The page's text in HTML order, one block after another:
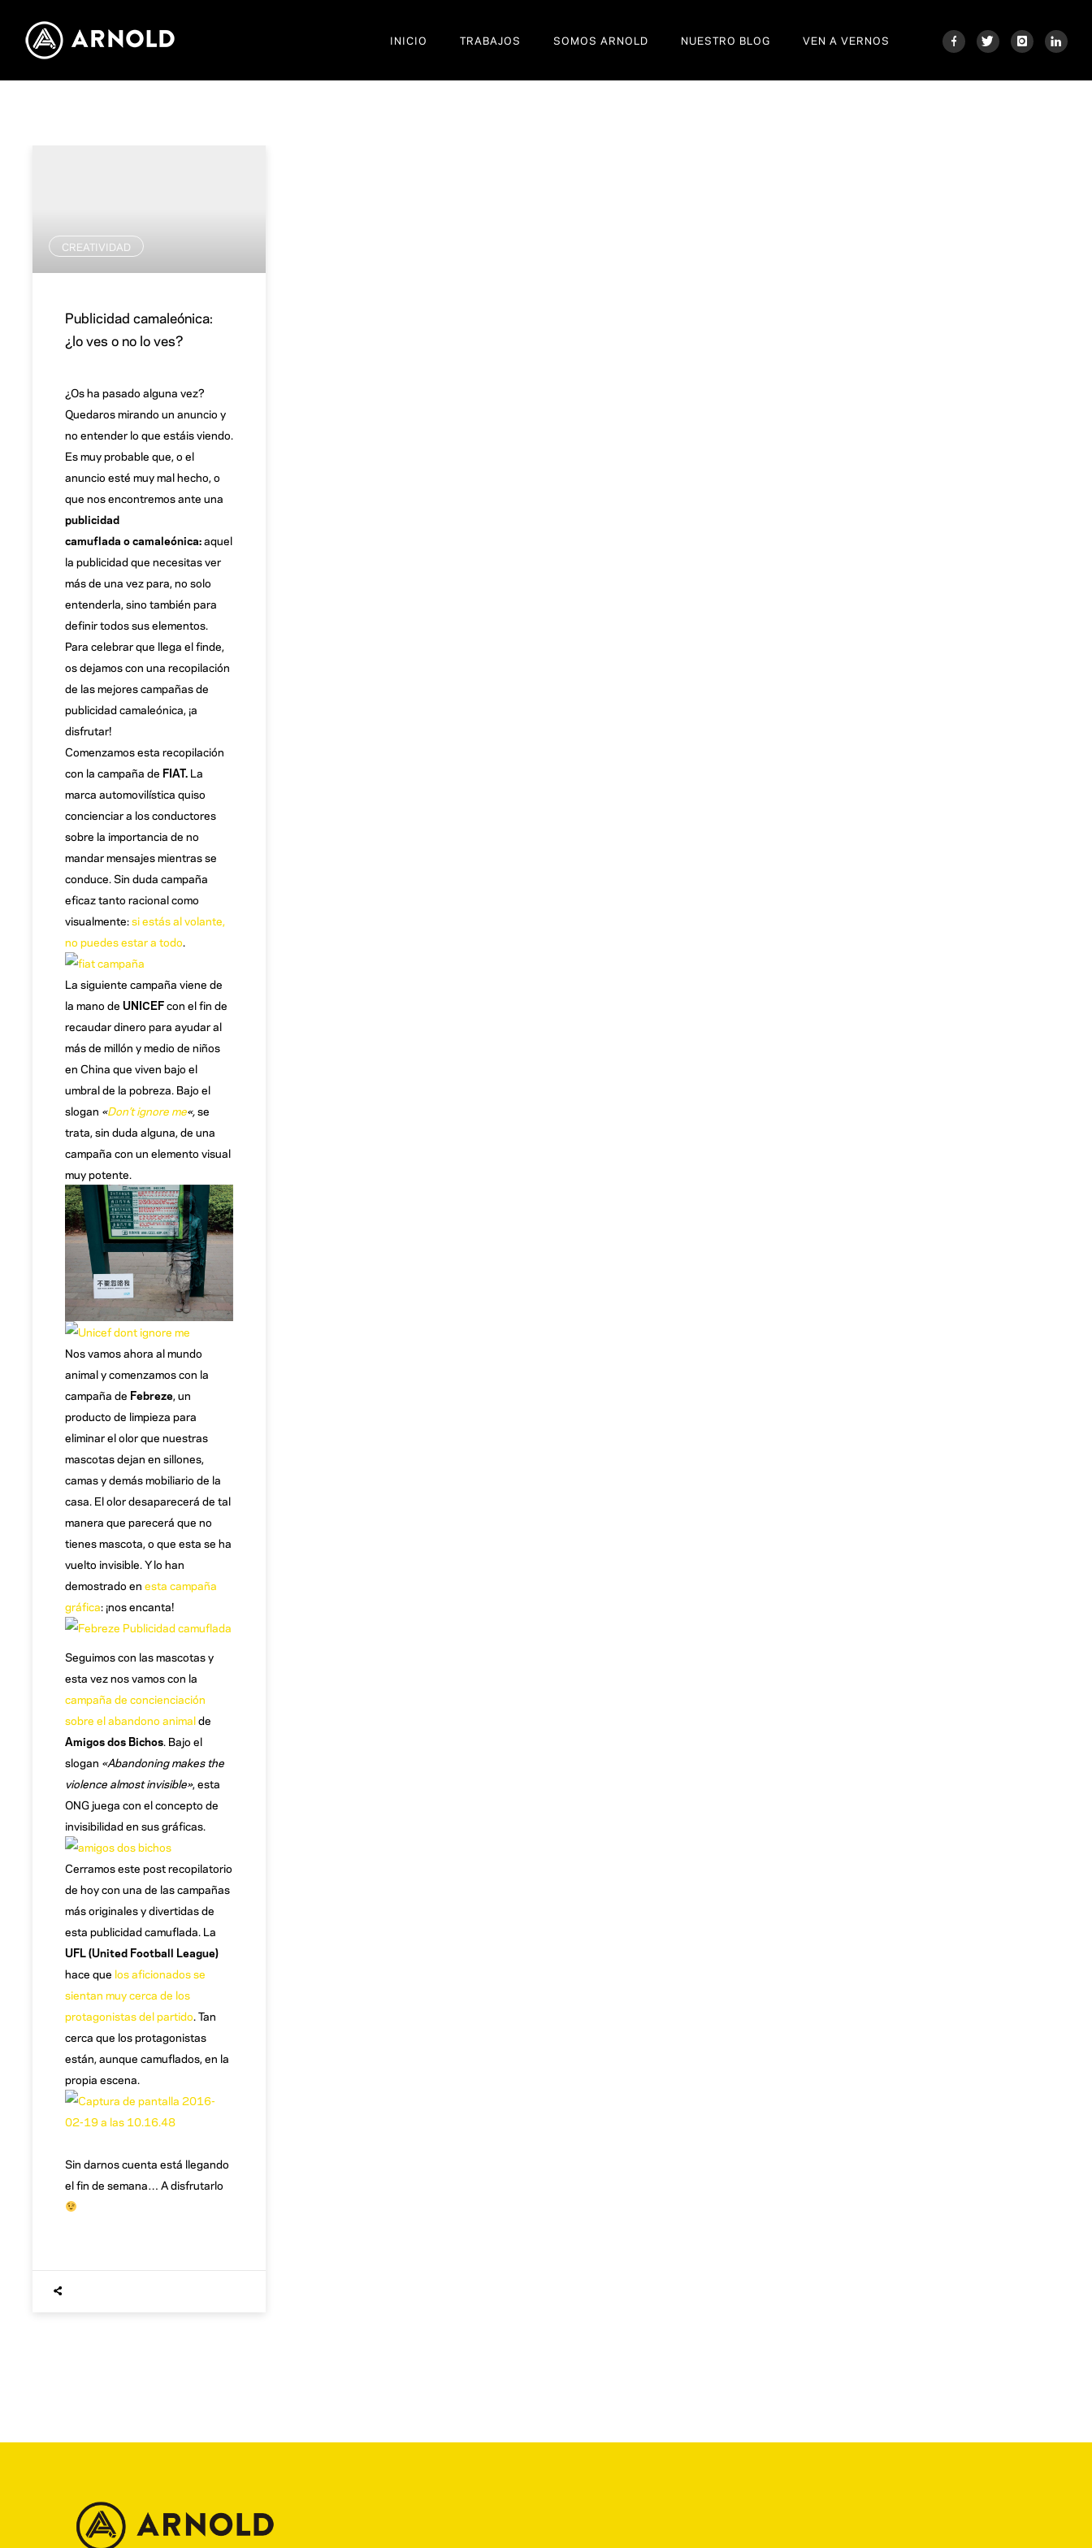
INICIO TRABAJOS SOMOS ARNOLD NUESTRO BLOG VEN A VERNOS
CREATIVIDAD
Publicidad camaleónica:
¿lo ves o no lo ves?
¿Os ha pasado alguna vez?
Quedaros mirando un anuncio y
no entender lo que estáis viendo.
Es muy probable que, o el
anuncio esté muy mal hecho, o
que nos encontremos ante una
publicidad
camuflada o camaleónica:aquel
la publicidad que necesitas ver
más de una vez para, no solo
entenderla, sino también para
definir todos sus elementos.
Para celebrar que llega el finde,
os dejamos con una recopilación
de las mejores campañas de
publicidad camaleónica, ¡a
disfrutar!
Comenzamos esta recopilación
con la campaña de FIAT. La
marca automovilística quiso
concienciar a los conductores
sobre la importancia de no
mandar mensajes mientras se
conduce. Sin duda campaña
eficaz tanto racional como
visualmente:si estás al volante,
no puedes estar a todo
La siguiente campaña viene de
la mano de UNICEFcon el fin de
recaudar dinero para ayudar al
más de millón y medio de niños
en China que viven bajo el
umbral de la pobreza. Bajo el
slogan «Don’t ignore me«, se
trata, sin duda alguna, de una
campaña con un elemento visual
muy potente.
Nos vamos ahora al mundo
animal y comenzamos con la
campaña de Febreze, un
producto de limpieza para
eliminar el olor que nuestras
mascotas dejan en sillones,
camas y demás mobiliario de la
casa. El olor desaparecerá de tal
manera que parecerá que no
tienes mascota, o que esta se ha
vuelto invisible. Y lo han
demostrado en esta campaña
gráfica: ¡nos encanta!
Seguimos con las mascotas y
esta vez nos vamos con la
campaña de concienciación
sobre el abandono animalde
Amigos dos Bichos. Bajo el
slogan «Abandoning makes the
violence almost invisible», esta
ONG juega con el concepto de
invisibilidad en sus gráficas.
Cerramos este post recopilatorio
de hoy con una de las campañas
más originales y divertidas de
esta publicidad camuflada. La
UFL (United Football League)
hace que los aficionados se
sientan muy cerca de los
protagonistas del partido. Tan
cerca que los protagonistas
están, aunque camuflados, en la
propia escena.
Sin darnos cuenta está llegando
el fin de semana… A disfrutarlo